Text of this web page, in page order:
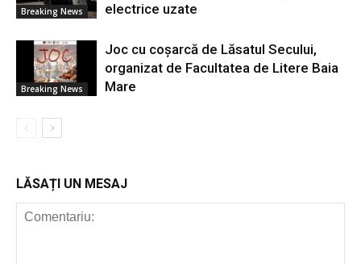
Breaking News
electrice uzate
Breaking News
Joc cu coșarcă de Lăsatul Secului,
organizat de Facultatea de Litere Baia
Mare
LĂSAȚI UN MESAJ